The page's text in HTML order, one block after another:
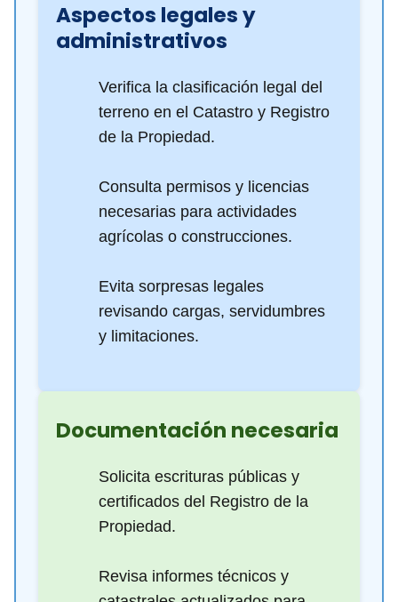
Aspectos legales y
administrativos
Verifica la clasificación legal del
terreno en el Catastro y Registro
de la Propiedad.
Consulta permisos y licencias
necesarias para actividades
agrícolas o construcciones.
Evita sorpresas legales
revisando cargas, servidumbres
y limitaciones.
Documentación necesaria
Solicita escrituras públicas y
certificados del Registro de la
Propiedad.
Revisa informes técnicos y